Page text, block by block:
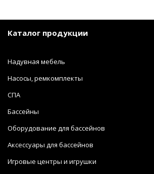
Каталог продукции
Надувная мебель
Насосы, ремкомплекты
СПА
Бассейны
Оборудование для бассейнов
Аксессуары для бассейнов
Игровые центры и игрушки